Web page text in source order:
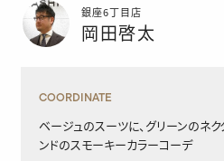
銀座6丁目店
岡田啓太
COORDINATE
ベージュのスーツに、グリーンのネク
ンドのスモーキーカラーコーデ